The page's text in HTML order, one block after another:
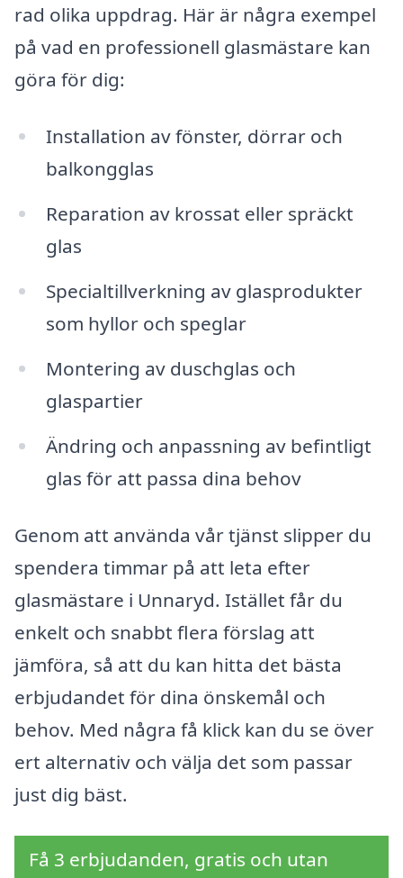
rad olika uppdrag. Här är några exempel
på vad en professionell glasmästare kan
göra för dig:
Installation av fönster, dörrar och
balkongglas
Reparation av krossat eller spräckt
glas
Specialtillverkning av glasprodukter
som hyllor och speglar
Montering av duschglas och
glaspartier
Ändring och anpassning av befintligt
glas för att passa dina behov
Genom att använda vår tjänst slipper du
spendera timmar på att leta efter
glasmästare i Unnaryd. Istället får du
enkelt och snabbt flera förslag att
jämföra, så att du kan hitta det bästa
erbjudandet för dina önskemål och
behov. Med några få klick kan du se över
ert alternativ och välja det som passar
just dig bäst.
Få 3 erbjudanden, gratis och utan